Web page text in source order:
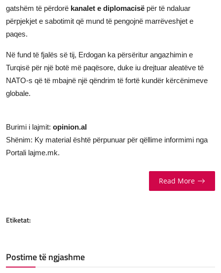
gatshëm të përdorë kanalet e diplomacisë për të ndaluar
përpjekjet e sabotimit që mund të pengojnë marrëveshjet e
paqes.
Në fund të fjalës së tij, Erdogan ka përsëritur angazhimin e
Turqisë për një botë më paqësore, duke iu drejtuar aleatëve të
NATO-s që të mbajnë një qëndrim të fortë kundër kërcënimeve
globale.
Burimi i lajmit: opinion.al
Shënim: Ky material është përpunuar për qëllime informimi nga
Portali lajme.mk.
Read More
Etiketat:
Postime të ngjashme